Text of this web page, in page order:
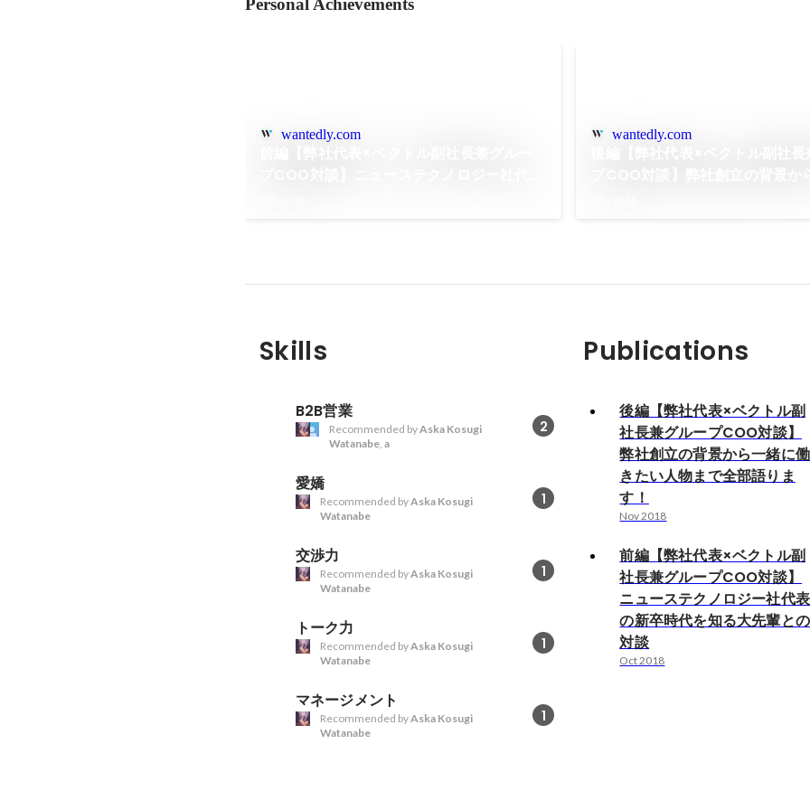
wantedly.com wantedly.com
Skills
B2B営業
2
Recommended byAska Kosugi
Watanabe, a
愛嬌
1
Recommended byAska Kosugi
Watanabe
交渉力
1
Recommended byAska Kosugi
Watanabe
トーク力
1
Recommended byAska Kosugi
Watanabe
マネージメント
1
Recommended byAska Kosugi
Watanabe
Publications
後編【弊社代表×ベクトル副
社長兼グループCOO対談】
弊社創立の背景から一緒に働
きたい人物まで全部語りま
す！
Nov 2018
前編【弊社代表×ベクトル副
社長兼グループCOO対談】
ニューステクノロジー社代表
の新卒時代を知る大先輩との
対談
Oct 2018